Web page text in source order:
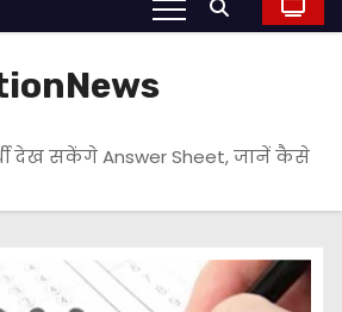
देख सकेंगे Answer Sheet, जानें कैसे